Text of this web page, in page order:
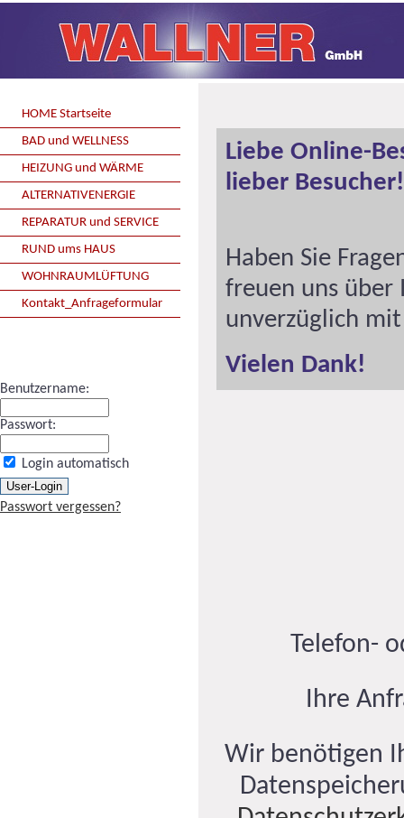
HOME Startseite
BAD und WELLNESS
HEIZUNG und WÄRME
ALTERNATIVENERGIE
REPARATUR und SERVICE
RUND ums HAUS
WOHNRAUMLÜFTUNG
Kontakt_Anfrageformular
Benutzername:
Passwort:
Login automatisch
Passwort vergessen?
Liebe Online-
lieber Besucher!
Haben Sie
freuen uns über
unverzüglich
Vielen Dank!
Telefon-
Ihre
Wir benötigen